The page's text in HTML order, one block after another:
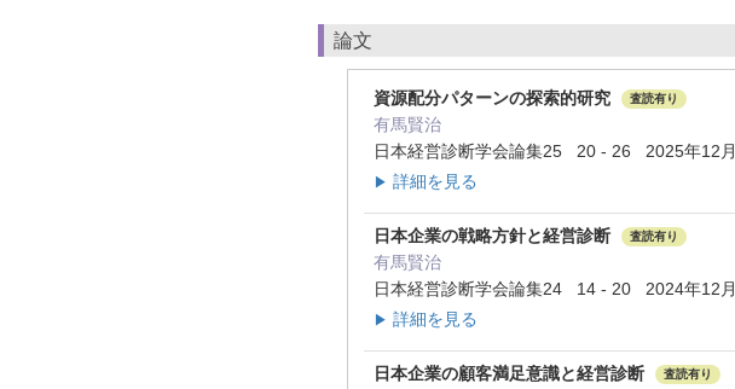
論文
資源配分パターンの探索的研究 査読有り
有馬賢治
日本経営診断学会論集25 20 - 26 2025年12月
▶ 詳細を見る
日本企業の戦略方針と経営診断 査読有り
有馬賢治
日本経営診断学会論集24 14 - 20 2024年12月
▶ 詳細を見る
日本企業の顧客満足意識と経営診断 査読有り